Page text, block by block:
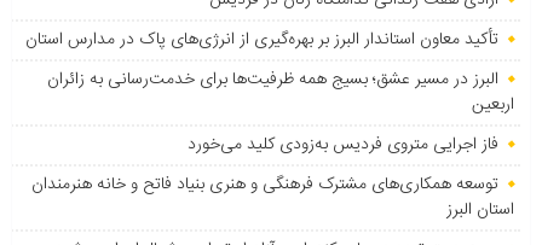
تأکید معاون استاندار البرز بر بهره‌گیری از انرژی‌های پاک در مدارس استان
البرز در مسیر عشق؛ بسیج همه ظرفیت‌ها برای خدمت‌رسانی به زائران
اربعین
فاز اجرایی متروی فردیس به‌زودی کلید می‌خورد
توسعه همکاری‌های مشترک فرهنگی و هنری بنیاد فاتح و خانه هنرمندان
استان البرز